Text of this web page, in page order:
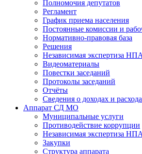
Полномочия депутатов
Регламент
График приема населения
Постоянные комиссии и
Нормативно-правовая база
Решения
Независимая экспертиза НПА
Видеоматериалы
Повестки заседаний
Протоколы заседаний
Отчёты
Сведения о доходах и
Аппарат СД МО
Муниципальные услуги
Противодействие коррупции
Независимая экспертиза НПА
Закупки
Структура аппарата